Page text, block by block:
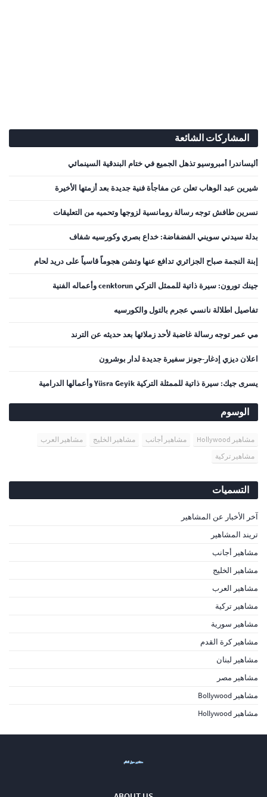
المشاركات الشائعة
أليساندرا أمبروسيو تذهل الجميع في ختام البندقية السينمائي
شيرين عبد الوهاب تعلن عن مفاجأة فنية جديدة بعد أزمتها الأخيرة
نسرين طافش توجه رسالة رومانسية لزوجها وتحميه من التعليقات
بدلة سيدني سويني الفضفاضة: خداع بصري وكورسيه شفاف
إبنة النجمة صباح الجزائري تدافع عنها وتشن هجوماً قاسياً على دريد لحام
جينك تورون: سيرة ذاتية للممثل التركي cenktorun وأعماله الفنية
تفاصيل اطلالة نانسي عجرم بالتول والكورسيه
مي عمر توجه رسالة غاضبة لأحد زملائها بعد حديثه عن الترند
اعلان ديزي إدغار-جونز سفيرة جديدة لدار بوشرون
يسرى جيك: سيرة ذاتية للممثلة التركية Yüsra Geyik وأعمالها الدرامية
الوسوم
مشاهير Hollywood مشاهير أجانب مشاهير الخليج
مشاهير العرب
مشاهير تركية
التسميات
آخر الأخبار عن المشاهير
تريند المشاهير
مشاهير أجانب
مشاهير الخليج
مشاهير العرب
مشاهير تركية
مشاهير سورية
مشاهير كرة القدم
مشاهير لبنان
مشاهير مصر
مشاهير Bollywood
مشاهير Hollywood